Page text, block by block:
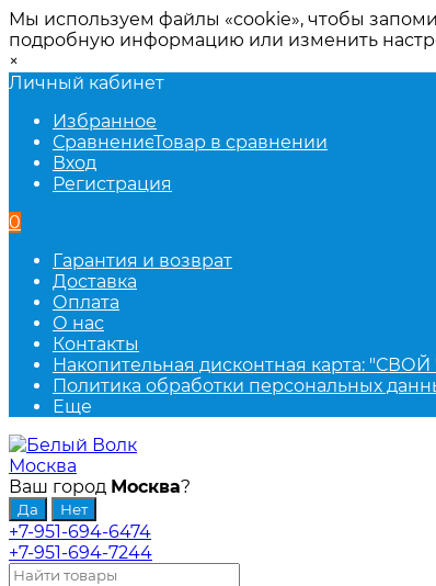
Мы используем файлы «cookie», чтобы
подробную информацию или изменить
×
Личный кабинет
Избранное
СравнениеТовар в сравнении
Вход
Регистрация
0
Гарантия и возврат
Доставка
Оплата
О нас
Контакты
Накопительная дисконтная карта:
Политика обработки персональных
Еще
Москва
Ваш город Москва?
+7-951-694-6474
+7-951-694-7244